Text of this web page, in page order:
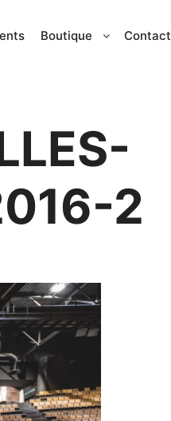
Boutique Contact
2